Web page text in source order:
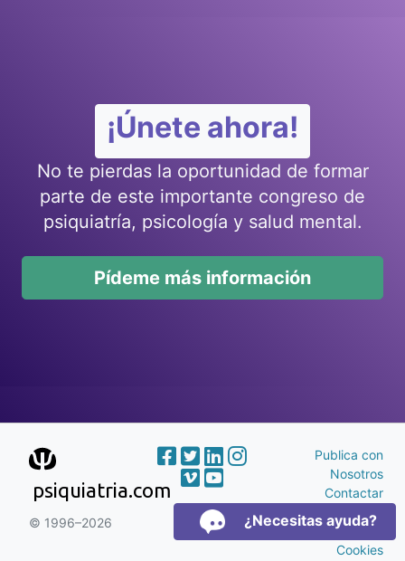
¿Necesitas ayuda?
¡Únete ahora!
No te pierdas la oportunidad de formar
parte de este importante congreso de
psiquiatría, psicología y salud mental.
Pídeme más información
psiquiatria.com
© 1996–2026
Publica con
Nosotros
Contactar
Publicidad
Aviso Legal y
Cookies